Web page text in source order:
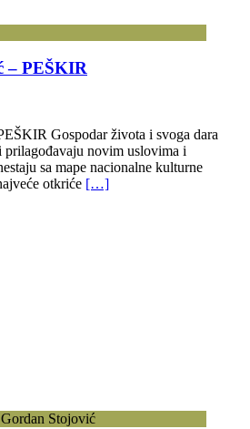
– PEŠKIR
Gospodar života i svoga dara
novim uslovima i
sa mape nacionalne kulturne
otkriće […]
Stojović